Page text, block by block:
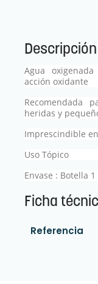
Descripción
Agua
acción oxidante
Recomendada
heridas y
Imprescindible
Uso Tópico
Envase : Botella
Ficha
Referencia